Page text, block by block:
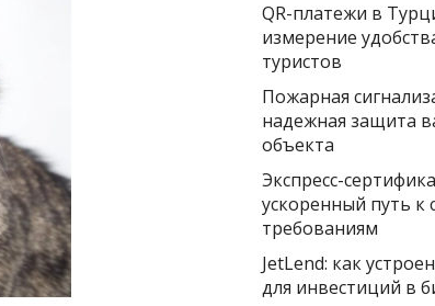
QR-платежи в
измерение
туристов
Пожарная
надежная защита
объекта
Экспресс-
ускоренный путь к
требованиям
JetLend: как
для инвестиций в